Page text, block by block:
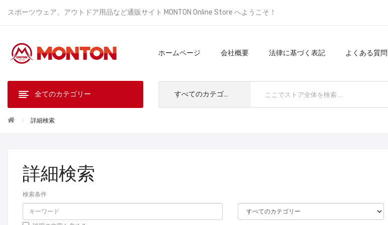
スポーツウェア、アウトドア用品など通販サイト MONTON Online Store へようこそ！
ホームページ 会社概要 法律に基づく表記 よくある質問
全てのカテゴリー すべてのカテゴリ
詳細検索
詳細検索
検索条件